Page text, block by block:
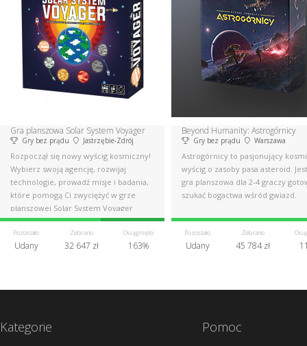
Gra planszowa Solar System Voyager
Gry bez prądu Jastrzębie-Zdrój
Rozpoczął się nowy wyścig kosmiczny!
Wybierz swoją agencję, rozwijaj
technologie, prowadź misje i badania,
które pomogą Ci zwyciężyć w grze
planszowej Solar System Voyager
Pozostało
Udany
Zebrano
32 647 zł
Osiągnięto
163%
Beyond Humanity: Astrogórnicy
Gry bez prądu Warszawa
Astrogórnicy to pasjonujący
wyścig o zasoby pasa asteroid.
gra planszowa dla 2-4 graczy
szukać bogactwa wśród gwiazd.
Pozostało
Udany
Zebrano
45 784 zł
Kategorie Pomoc